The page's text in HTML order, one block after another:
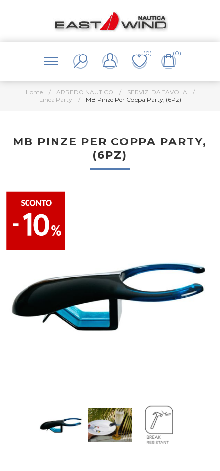
(0) (0)
Home / ARREDO NAUTICO / SERVIZI DA TAVOLA
/
Linea Party
/ MB Pinze Per Coppa Party, (6Pz)
MB PINZE PER COPPA PARTY,
(6PZ)